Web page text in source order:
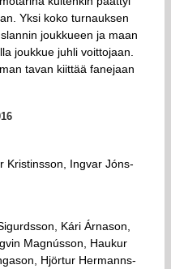
Yksi koko turnauksen
joukkueen ja maan
joukkue juhli voittojaan.
tavan kiittää fanejaan
Krist­ins­son, Ingvar Jóns­
Kári Árna­son,
Magnús­son, Hauk­ur
Hjört­ur Her­manns­